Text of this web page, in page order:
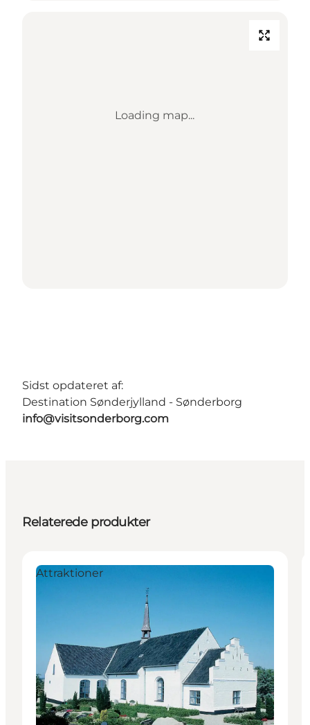
Loading map...
Sidst opdateret af:
Destination Sønderjylland - Sønderborg
info@visitsonderborg.com
Relaterede produkter
Attraktioner